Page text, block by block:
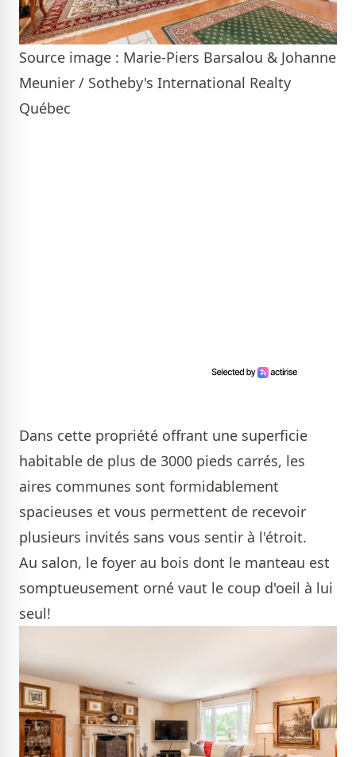
Source image : Marie-Piers Barsalou & Johanne
Meunier / Sotheby's International Realty
Québec
Dans cette propriété offrant une superficie
habitable de plus de 3000 pieds carrés, les
aires communes sont formidablement
spacieuses et vous permettent de recevoir
plusieurs invités sans vous sentir à l'étroit.
Au salon, le foyer au bois dont le manteau est
somptueusement orné vaut le coup d'oeil à lui
seul!